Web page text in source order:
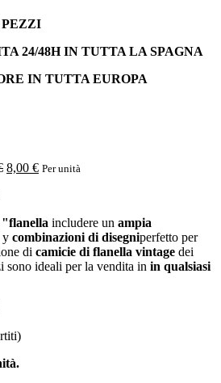
PEZZI
24/48H IN TUTTA LA SPAGNA
IN TUTTA EUROPA
8,00 € Per unità
"flanella includere un ampia
y combinazioni di disegniperfetto per
di camicie di flanella vintage dei
sono ideali per la vendita in in qualsiasi